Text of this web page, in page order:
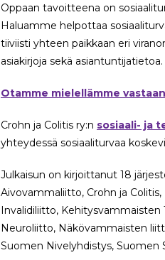
Oppaan tavoitteena on
Haluamme helpottaa
tiiviisti yhteen paikkaan eri
asiakirjoja sekä asiantuntijatietoa.
Otamme mielellämme
Crohn ja Colitis ry:n sosiaali- ja
yhteydessä sosiaaliturvaa
Julkaisun on kirjoittanut 18
Aivovammaliitto, Crohn ja
Invalidiliitto,
Neuroliitto, Näkövammaisten
Suomen Nivelyhdistys, Suomen